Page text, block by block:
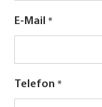
E-Mail
Telefon